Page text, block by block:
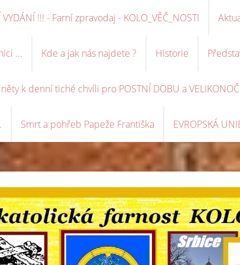
!!! - Farní zpravodaj - KOLO_VĚČ_NOSTI
... Kde a jak nás najdete ? Historie
k denní tiché chvíli pro POSTNÍ DOBU a
Smrt a pohřeb Papeže Františka EVROPSKÁ